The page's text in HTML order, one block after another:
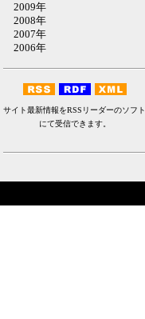
2009年
2008年
2007年
2006年
サイト最新情報をRSSリーダーのソフト
にて受信できます。